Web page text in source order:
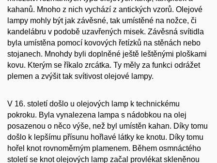
kahanů. Mnoho z nich vychází z antických vzorů. Olejové
lampy mohly být jak závěsné, tak umístěné na nožce, či
kandelábru v podobě uzavřených misek. Závěsná svítidla
byla umístěna pomocí kovových řetízků na stěnách nebo
stojanech. Mnohdy byli doplněné ještě leštěnými ploškami
kovu. Kterým se říkalo zrcátka. Ty měly za funkci odrážet
plemen a zvýšit tak svítivost olejové lampy.
V 16. století došlo u olejových lamp k technickému
pokroku. Byla vynalezena lampa s nádobkou na olej
posazenou o něco výše, než byl umístěn kahan. Díky tomu
došlo k lepšímu přísunu hořlavé látky ke knotu. Díky tomu
hořel knot rovnoměrným plamenem. Během osmnáctého
století se knot olejových lamp začal provlékat skleněnou